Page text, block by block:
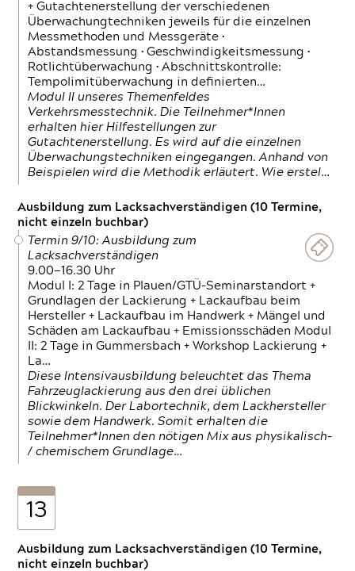
+ Gutachtenerstellung der verschiedenen
Überwachungtechniken jeweils für die einzelnen
Messmethoden und Messgeräte •
Abstandsmessung • Geschwindigkeitsmessung •
Rotlichtüberwachung • Abschnittskontrolle:
Tempolimitüberwachung in definierten…
Modul II unseres Themenfeldes
Verkehrsmesstechnik. Die Teilnehmer*Innen
erhalten hier Hilfestellungen zur
Gutachtenerstellung. Es wird auf die einzelnen
Überwachungstechniken eingegangen. Anhand von
Beispielen wird die Methodik erläutert. Wie erstel…
Ausbildung zum Lacksachverständigen (10 Termine,
nicht einzeln buchbar)
Termin 9/10: Ausbildung zum
Lacksachverständigen
9.00—16.30 Uhr
Modul I: 2 Tage in Plauen/GTÜ-Seminarstandort +
Grundlagen der Lackierung + Lackaufbau beim
Hersteller + Lackaufbau im Handwerk + Mängel und
Schäden am Lackaufbau + Emissionsschäden Modul
II: 2 Tage in Gummersbach + Workshop Lackierung +
La…
Diese Intensivausbildung beleuchtet das Thema
Fahrzeuglackierung aus den drei üblichen
Blickwinkeln. Der Labortechnik, dem Lackhersteller
sowie dem Handwerk. Somit erhalten die
Teilnehmer*Innen den nötigen Mix aus physikalisch-
/ chemischem Grundlage…
13
Ausbildung zum Lacksachverständigen (10 Termine,
nicht einzeln buchbar)